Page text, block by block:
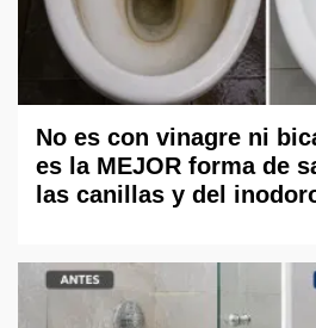
No es con vinagre ni
es la MEJOR forma de
las canillas y del